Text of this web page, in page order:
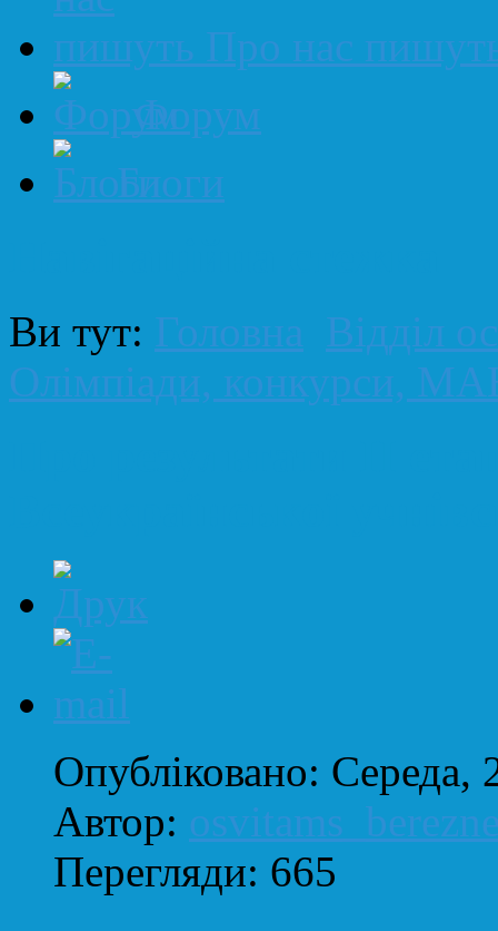
Про нас
Форум
Блоги
Ви тут: Головна Відділ
Олімпіади, конкурси,
Опубліковано: Середа,
Автор:
Перегляди: 665